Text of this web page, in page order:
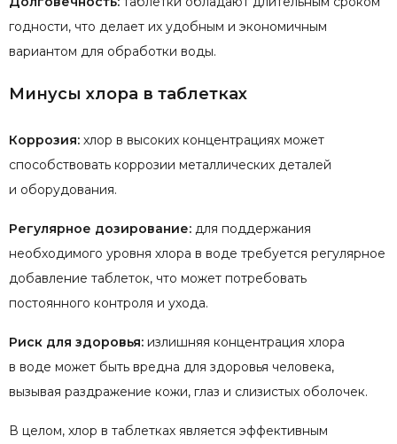
годности, что делает их удобным и экономичным
вариантом для обработки воды.
Минусы хлора в таблетках
Коррозия: хлор в высоких концентрациях может
способствовать коррозии металлических деталей
и оборудования.
Регулярное дозирование: для поддержания
необходимого уровня хлора в воде требуется регулярное
добавление таблеток, что может потребовать
постоянного контроля и ухода.
Риск для здоровья: излишняя концентрация хлора
в воде может быть вредна для здоровья человека,
вызывая раздражение кожи, глаз и слизистых оболочек.
В целом, хлор в таблетках является эффективным